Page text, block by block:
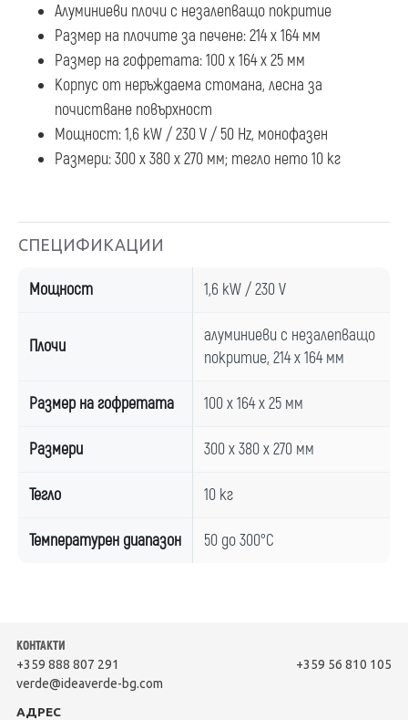
Алуминиеви плочи с незалепващо покритие
Размер на плочите за печене: 214 x 164 мм
Размер на гофретата: 100 x 164 x 25 мм
Корпус от неръждаема стомана, лесна за
почистване повърхност
Мощност: 1,6 kW / 230 V / 50 Hz, монофазен
Размери: 300 x 380 x 270 мм; тегло нето 10 кг
СПЕЦИФИКАЦИИ
Мощност 1,6 kW / 230 V
Плочи
алуминиеви с незалепващо
покритие, 214 x 164 мм
Размер на гофретата 100 x 164 x 25 мм
Размери 300 x 380 x 270 мм
Тегло 10 кг
Температурен диапазон 50 до 300°C
КОНТАКТИ
+359 888 807 291
+359 56 810 105
verde@ideaverde-bg.com
АДРЕС